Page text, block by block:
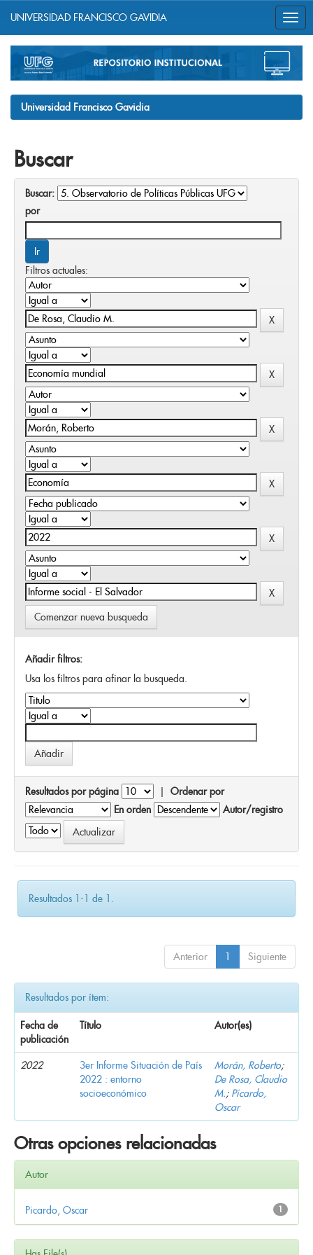
navigation
UNIVERSIDAD FRANCISCO GAVIDIA
Universidad Francisco Gavidia
Buscar
Buscar:
por
Filtros actuales:
Comenzar nueva busqueda
Añadir filtros:
Usa los filtros para afinar la busqueda.
Resultados por página | Ordenar por
En orden
Autor/registro
Resultados 1-1 de 1.
Anterior 1 Siguiente
Resultados por ítem:
Fecha de
publicación
Título Autor(es)
2022
3er Informe Situación de País
2022 : entorno
socioeconómico
Morán, Roberto;
De Rosa, Claudio
M.; Picardo,
Oscar
Otras opciones relacionadas
Autor
1
Picardo, Oscar